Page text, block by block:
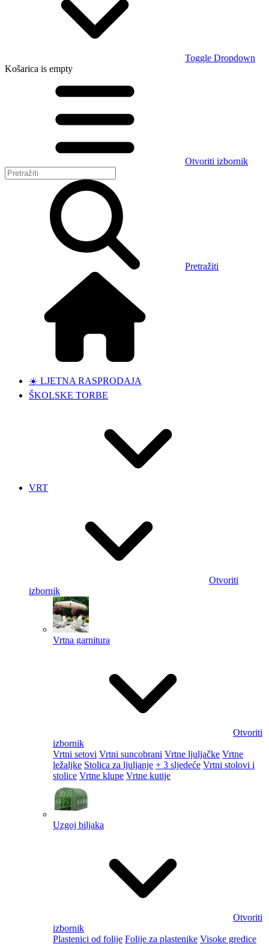
Toggle Dropdown
Košarica is empty
Otvoriti izbornik
Pretražiti
☀️ LJETNA RASPRODAJA
ŠKOLSKE TORBE
VRT
Otvoriti
izbornik
Vrtna garnitura
Otvoriti
izbornik
Vrtni setovi Vrtni suncobrani Vrtne ljuljačke Vrtne
ležaljke Stolica za ljuljanje + 3 sljedeće Vrtni stolovi i
stolice Vrtne klupe Vrtne kutije
Uzgoj biljaka
Otvoriti
izbornik
Plastenici od folije Folije za plastenike Visoke gredice